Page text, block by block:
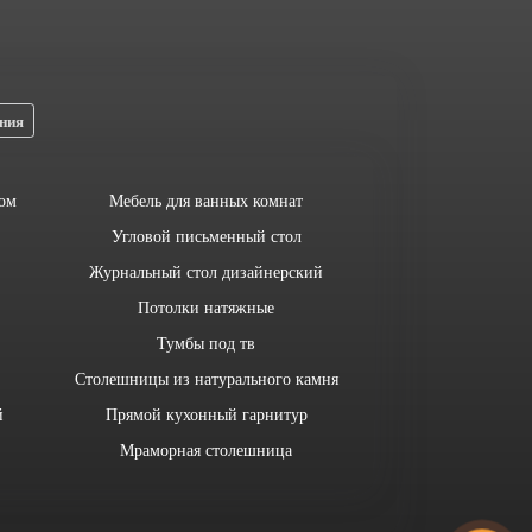
Мебель для ванных комнат
Угловой письменный стол
Журнальный стол дизайнерский
Потолки натяжные
Тумбы под тв
Столешницы из натурального камня
Прямой кухонный гарнитур
Мраморная столешница